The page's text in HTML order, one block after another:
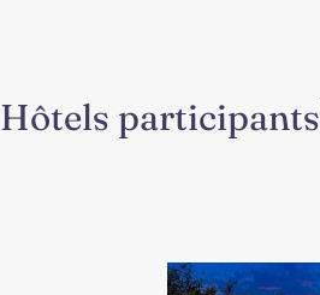
Hôtels participants